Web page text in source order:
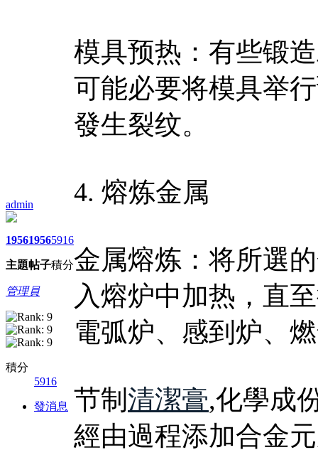
admin
1956
主題
1956
帖子
5916
積分
管理員
積分
5916
發消息
模具预热：有些锻
可能必要将模具举
發生裂纹。
4. 熔炼金属
金属熔炼：将所選
入熔炉中加热，直
電弧炉、感到炉、
节制 清潔膏,化學成
經由過程添加合金